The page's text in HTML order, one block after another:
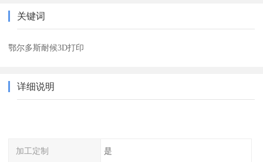
关键词
鄂尔多斯耐候3D打印
详细说明
加工定制 是